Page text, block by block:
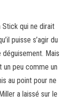
qui ne dirait
puisse s’agir du
Mais
peu comme un
au point pour ne
a laissé sur le